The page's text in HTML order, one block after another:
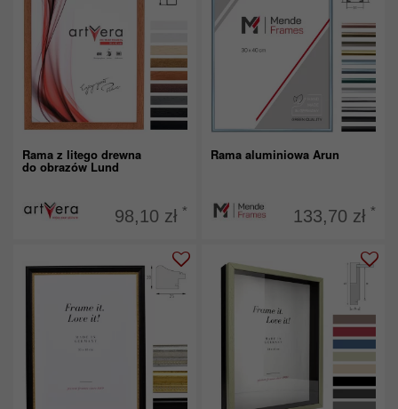
Rama z litego drewna
do obrazów Lund
98,10 zł *
Rama aluminiowa Arun
133,70 zł *